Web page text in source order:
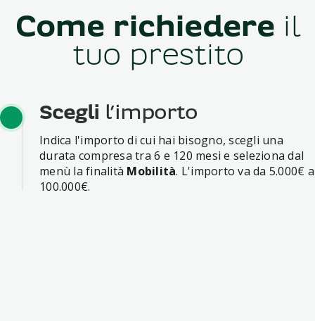
Come richiedereil
tuo prestito
Scegli l’importo
Indica l'importo di cui hai bisogno, scegli una
durata compresa tra 6 e 120 mesi e seleziona dal
menù la finalità Mobilità. L'importo va da 5.000€ a
100.000€.